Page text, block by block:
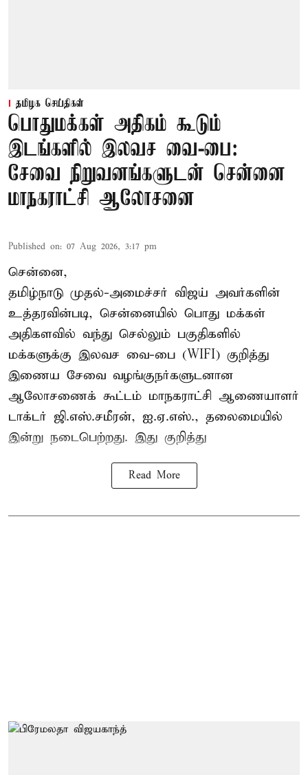
தமிழக செய்திகள்
பொதுமக்கள் அதிகம் கூடும்
இடங்களில் இலவச வை-பை:
சேவை நிறுவனங்களுடன் சென்னை
மாநகராட்சி ஆலோசனை
Published on: 07 Aug 2026, 3:17 pm
சென்னை,
தமிழ்நாடு முதல்-அமைச்சர் விஜய் அவர்களின்
உத்தரவின்படி, சென்னையில் பொது மக்கள்
அதிகளவில் வந்து செல்லும் பகுதிகளில்
மக்களுக்கு இலவச வை-பை (WIFI) குறித்து
இணைய சேவை வழங்குநர்களுடனான
ஆலோசணைக் கூட்டம் மாநகராட்சி ஆணையாளர்
டாக்டர் ஜி.எஸ்.சமீரன், ஐ.ஏ.எஸ்., தலைமையில்
இன்று நடைபெற்றது. இது குறித்து
Read More